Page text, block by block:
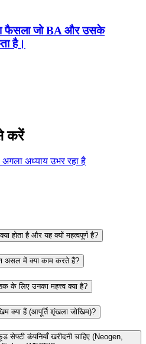
फैसला जो BA और उसके
है।
करें
अगला अध्याय उभर रहा है
होता है और यह क्यों महत्वपूर्ण है?
असल में क्या काम करते हैं?
के लिए उनका महत्त्व क्या है?
क्या हैं (आपूर्ति शृंखला जोखिम)?
कंपनियाँ खरीदनी चाहिए (Neogen,